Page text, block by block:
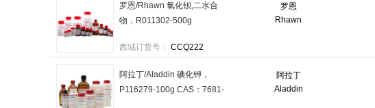
罗恩
Rhawn
罗恩/Rhawn 氯化钡,二水合
物，R011302-500g
GR,99.9%，500g/瓶 售卖规
西域订货号： CCQ222
阿拉丁
Aladdin
阿拉丁/Aladdin 碘化钾，
P116279-100g CAS：7681-